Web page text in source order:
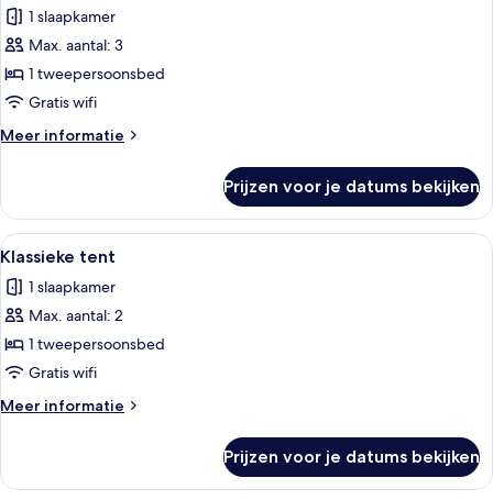
voor
Premier
studio
laden
1 slaapkamer
Max. aantal: 3
1 tweepersoonsbed
Gratis wifi
Meer informatie
Meer
studio
Prijzen voor je datums bekijken
Alle
foto's
voor
Klassieke
tent
laden
Een tent met een houten terras,
5
Klassieke tent
1 slaapkamer
Max. aantal: 2
1 tweepersoonsbed
Gratis wifi
Meer informatie
Meer
tent
Prijzen voor je datums bekijken